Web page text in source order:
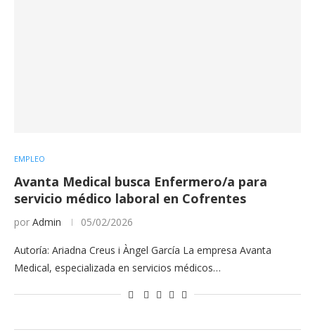
EMPLEO
Avanta Medical busca Enfermero/a para
servicio médico laboral en Cofrentes
por Admin 05/02/2026
Autoría: Ariadna Creus i Àngel García La empresa Avanta
Medical, especializada en servicios médicos…